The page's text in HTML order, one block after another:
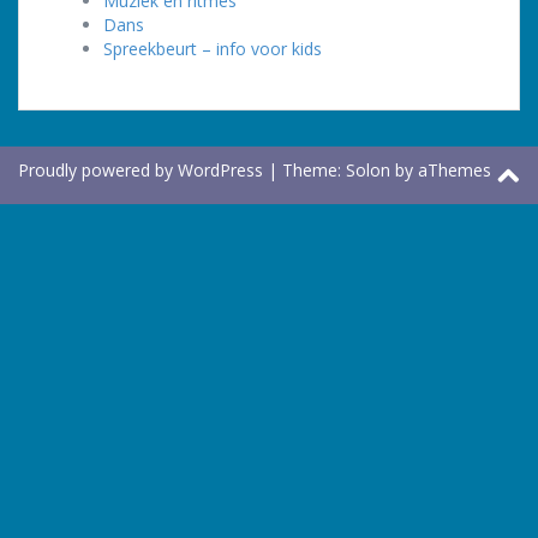
Dans
Spreekbeurt – info voor kids
Proudly powered by WordPress | Theme: Solon by aThemes